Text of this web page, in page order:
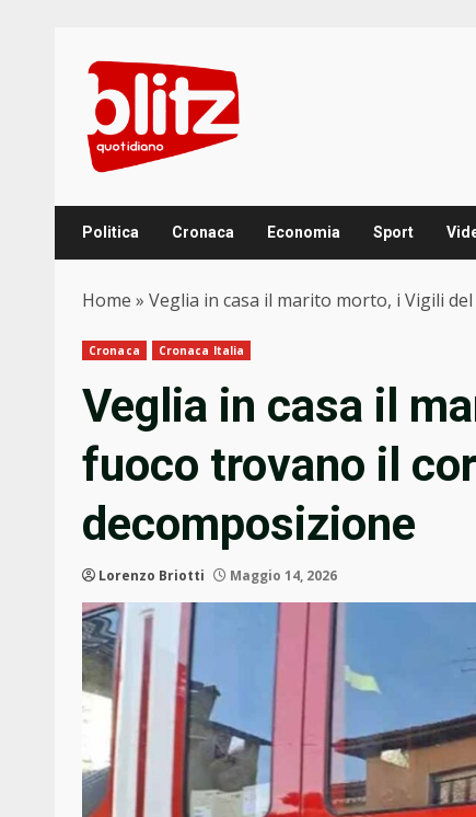
content
Politica Cronaca Economia Sport
Home » Veglia in casa il marito morto, i Vigili
Cronaca Cronaca Italia
Veglia in casa il
fuoco trovano il
decomposizione
Lorenzo Briotti Maggio 14, 2026